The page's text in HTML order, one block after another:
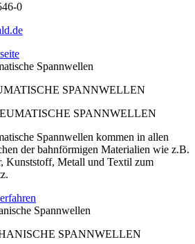
0
Spannwellen
SPANNWELLEN
Spannwellen kommen in allen
der bahnförmigen Materialien wie z.B.
Kunststoff, Metall und Textil zum
Spannwellen
SPANNWELLEN